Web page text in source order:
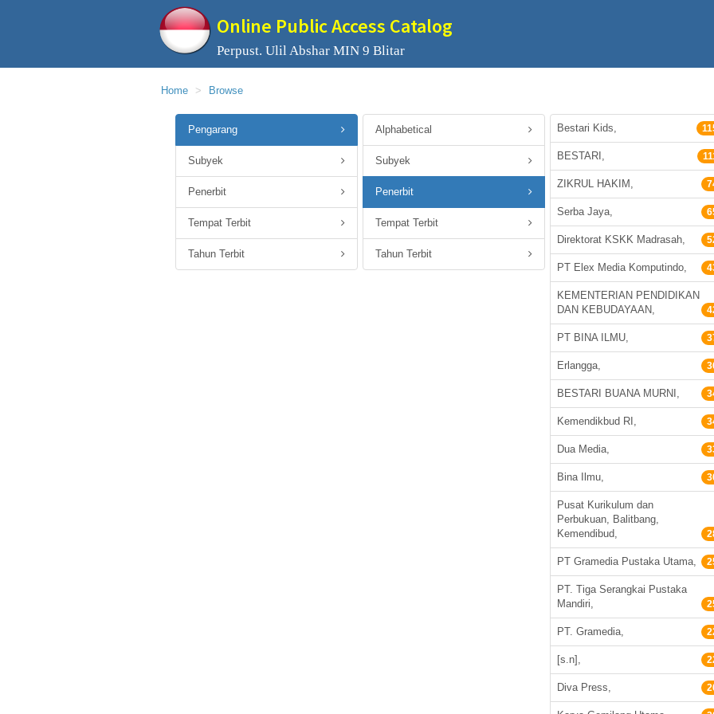
Online Public Access Catalog
Perpust. Ulil Abshar MIN 9 Blitar
Home Browse
Pengarang
Subyek
Penerbit
Tempat Terbit
Tahun Terbit
Alphabetical
Subyek
Penerbit
Tempat Terbit
Tahun Terbit
Bestari Kids,
BESTARI,
ZIKRUL HAKIM,
Serba Jaya,
Direktorat KSKK Madrasah,
PT Elex Media Komputindo,
KEMENTERIAN PENDIDIKAN
DAN KEBUDAYAAN,
PT BINA ILMU,
Erlangga,
BESTARI BUANA MURNI,
Kemendikbud RI,
Dua Media,
Bina Ilmu,
Pusat Kurikulum dan
Perbukuan, Balitbang,
Kemendibud,
PT Gramedia Pustaka Utama,
PT. Tiga Serangkai Pustaka
Mandiri,
PT. Gramedia,
[s.n],
Diva Press,